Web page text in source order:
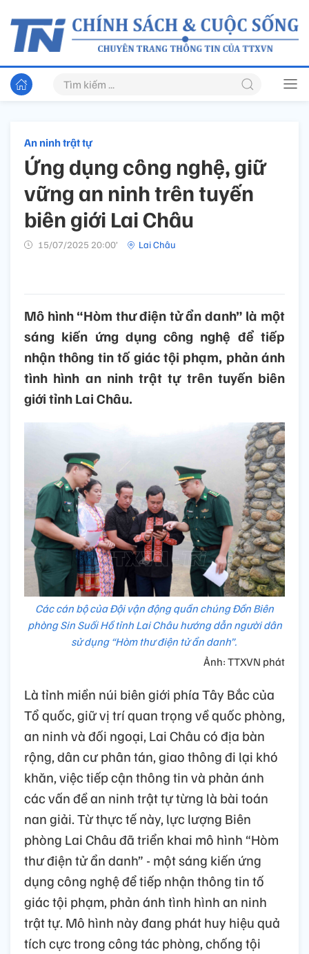
An ninh trật tự
Ứng dụng công nghệ, giữ
vững an ninh trên tuyến
biên giới Lai Châu
15/07/2025 20:00’ Lai Châu
Mô hình “Hòm thư điện tử ẩn danh” là một
sáng kiến ứng dụng công nghệ để tiếp
nhận thông tin tố giác tội phạm, phản ánh
tình hình an ninh trật tự trên tuyến biên
giới tỉnh Lai Châu.
Các cán bộ của Đội vận động quần chúng Đồn Biên
phòng Sin Suối Hồ tỉnh Lai Châu hướng dẫn người dân
sử dụng “Hòm thư điện tử ẩn danh”.
Ảnh: TTXVN phát
Là tỉnh miền núi biên giới phía Tây Bắc của
Tổ quốc, giữ vị trí quan trọng về quốc phòng,
an ninh và đối ngoại, Lai Châu có địa bàn
rộng, dân cư phân tán, giao thông đi lại khó
khăn, việc tiếp cận thông tin và phản ánh
các vấn đề an ninh trật tự từng là bài toán
nan giải. Từ thực tế này, lực lượng Biên
phòng Lai Châu đã triển khai mô hình “Hòm
thư điện tử ẩn danh” - một sáng kiến ứng
dụng công nghệ để tiếp nhận thông tin tố
giác tội phạm, phản ánh tình hình an ninh
trật tự. Mô hình này đang phát huy hiệu quả
tích cực trong công tác phòng, chống tội